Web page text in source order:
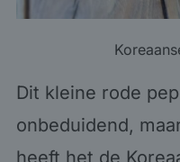
Dit kleine rode
onbeduidend,
heeft het de